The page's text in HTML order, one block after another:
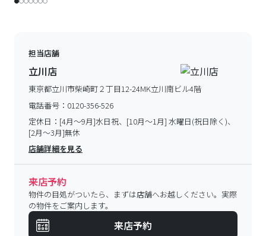
担当店舗
立川店
東京都立川市柴崎町２丁目12-24MK立川南ビル4階
電話番号： 0120-356-526
定休日： [4月～9月]水日祝、[10月～1月] 水曜日(祝日除く)、
[2月～3月]無休
店舗詳細を見る
来店予約
物件の目処がついたら、まずは店舗へお越しください。実際
の物件をご案内します。
来店予約